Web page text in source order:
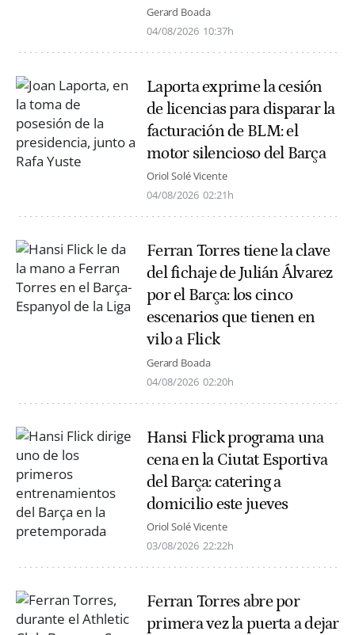
Gerard Boada
04/08/2026 10:37h
Laporta exprime la cesión
de licencias para disparar la
facturación de BLM: el
motor silencioso del Barça
Oriol Solé Vicente
04/08/2026 02:21h
Ferran Torres tiene la clave
del fichaje de Julián Álvarez
por el Barça: los cinco
escenarios que tienen en
vilo a Flick
Gerard Boada
04/08/2026 02:20h
Hansi Flick programa una
cena en la Ciutat Esportiva
del Barça: catering a
domicilio este jueves
Oriol Solé Vicente
03/08/2026 22:22h
Ferran Torres abre por
primera vez la puerta a dejar